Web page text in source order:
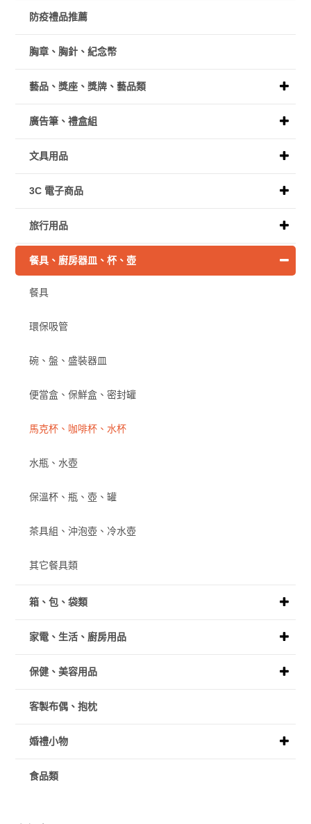
防疫禮品推薦
胸章、胸針、紀念幣
藝品、獎座、獎牌、藝品類
廣告筆、禮盒組
文具用品
3C 電子商品
旅行用品
餐具、廚房器皿、杯、壺
餐具
環保吸管
碗、盤、盛裝器皿
便當盒、保鮮盒、密封罐
馬克杯、咖啡杯、水杯
水瓶、水壺
保溫杯、瓶、壺、罐
茶具組、沖泡壺、冷水壺
其它餐具類
箱、包、袋類
家電、生活、廚房用品
保健、美容用品
客製布偶、抱枕
婚禮小物
食品類